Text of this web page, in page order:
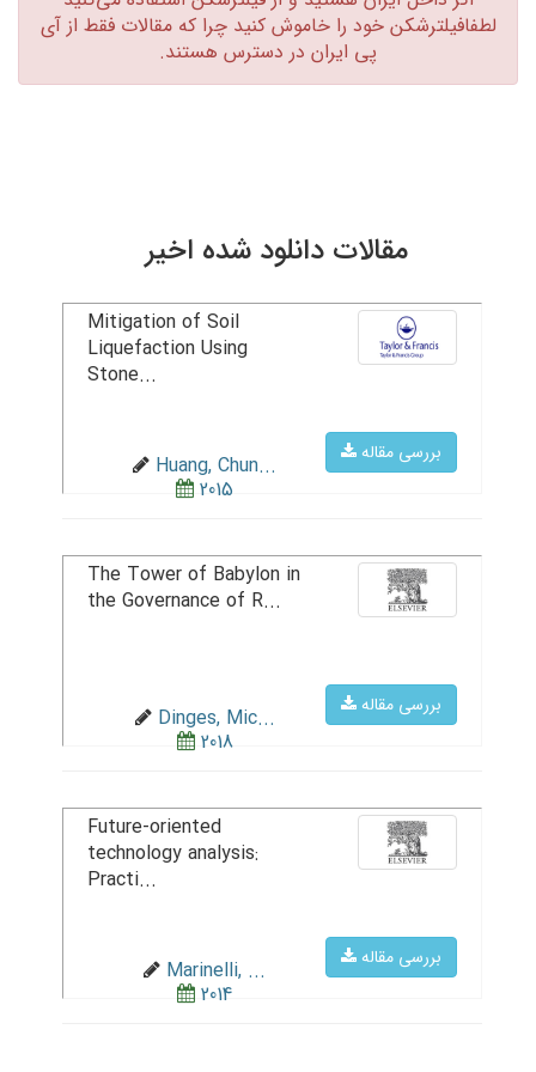
لطفافیلترشکن خود را خاموش کنید چرا که مقالات فقط از آی
پی ایران در دسترس هستند.‏
مقالات دانلود شده اخیر
بررسی مقاله
Mitigation of Soil
Liquefaction Using
Stone...
Huang, Chun...
2015
بررسی مقاله
The Tower of Babylon in
the Governance of R...
Dinges, Mic...
2018
بررسی مقاله
Future-oriented
technology analysis:
Practi...
Marinelli, ...
2014